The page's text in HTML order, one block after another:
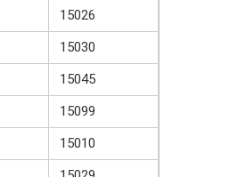
15026
15030
15045
15099
15010